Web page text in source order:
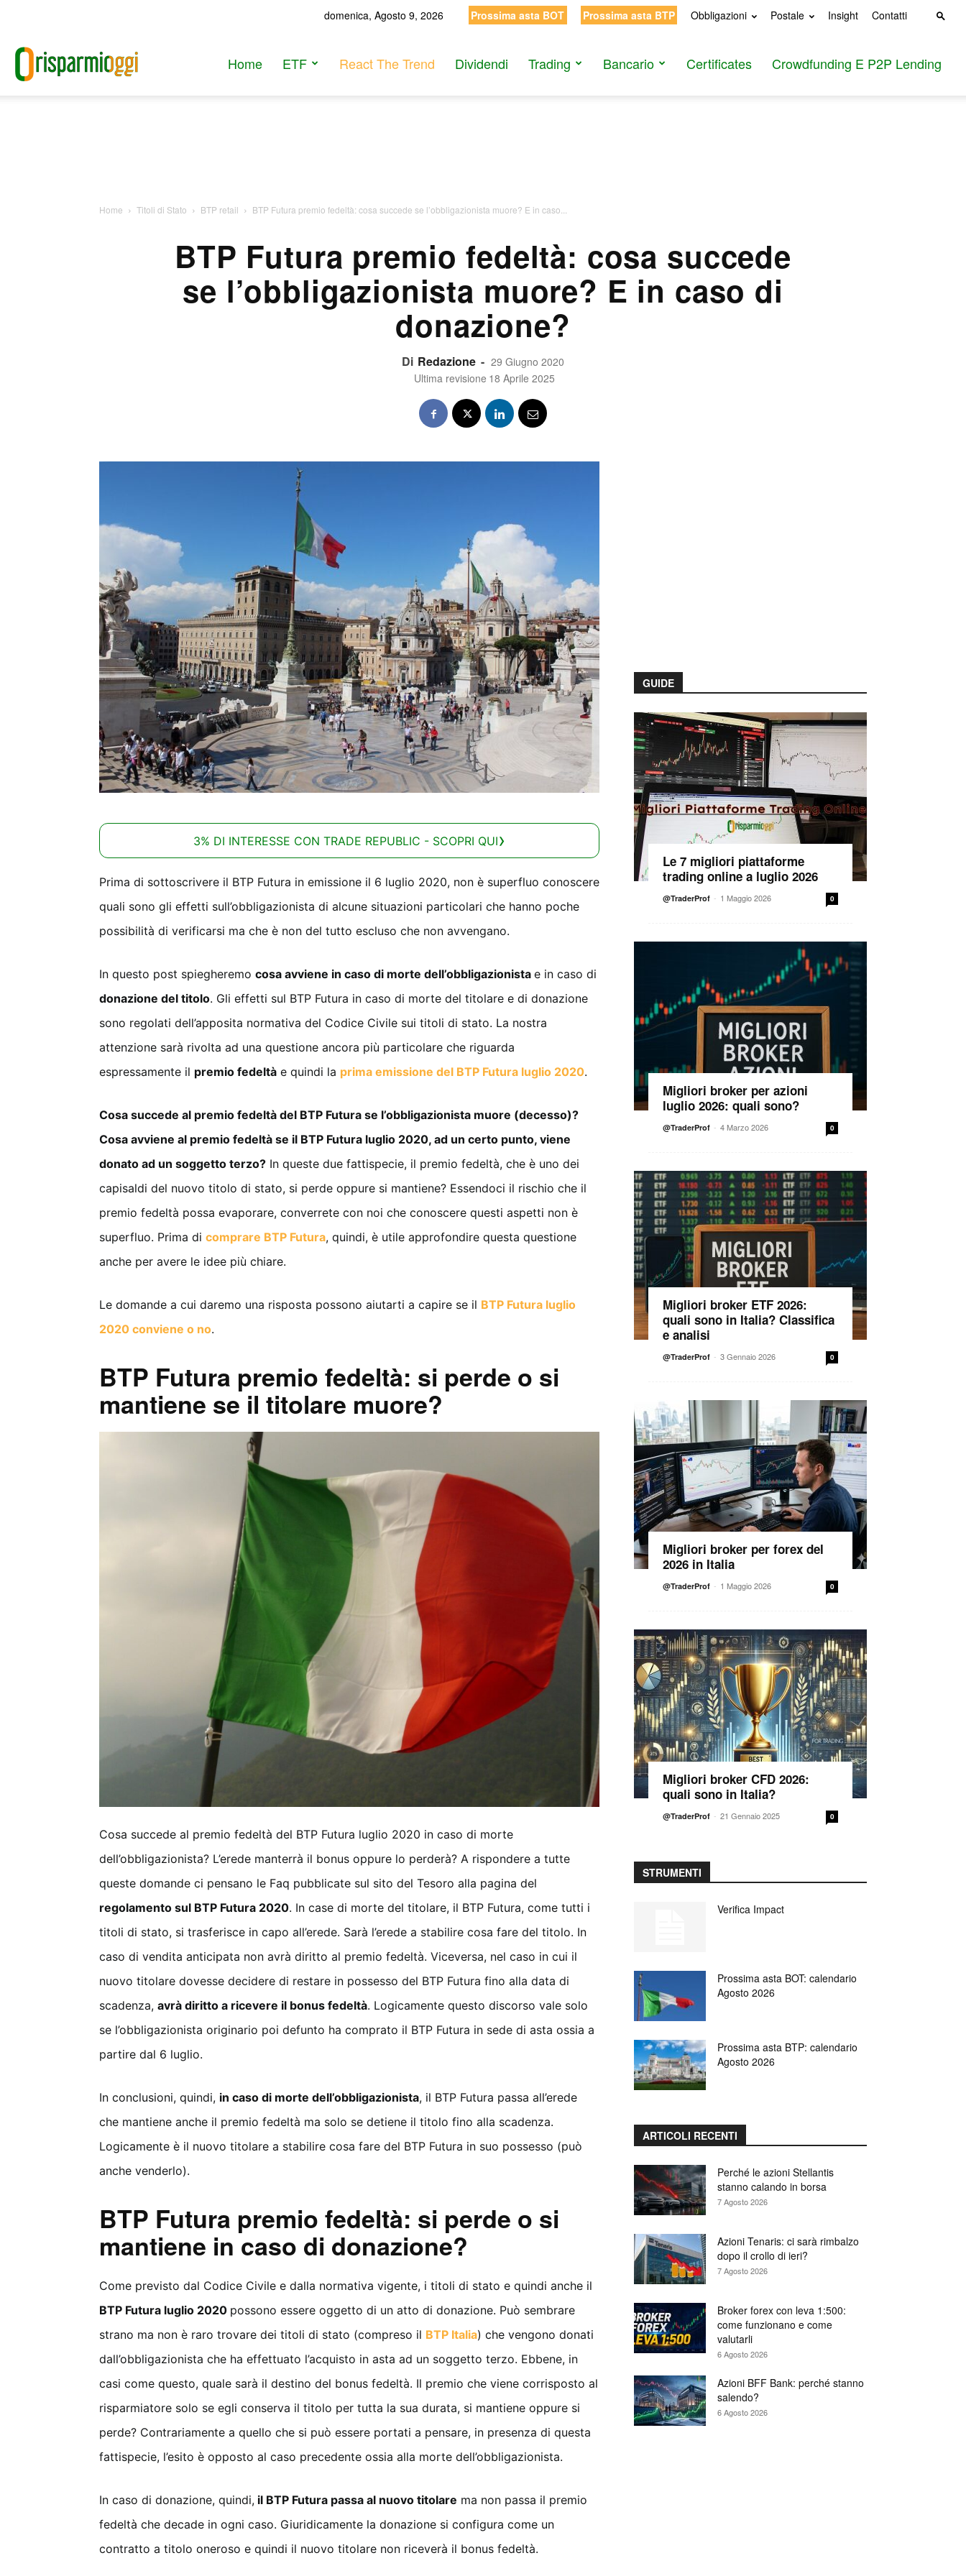
domenica, Agosto 9, 2026 Prossima asta BOT Prossima asta BTP Obbligazioni Postale Insight Contatti
Home ETF React The Trend Dividendi Trading Bancario Certificates Crowdfunding E P2P Lending
Home Titoli di Stato BTP retail BTP Futura premio fedeltà: cosa succede se l’obbligazionista muore? E in caso...
BTP Futura premio fedeltà: cosa succede
se l’obbligazionista muore? E in caso di
donazione?
Di Redazione - 29 Giugno 2020
Ultima revisione 18 Aprile 2025
3% DI INTERESSE CON TRADE REPUBLIC - SCOPRI QUI
Prima di sottoscrivere il BTP Futura in emissione il 6 luglio 2020, non è superfluo conoscere
quali sono gli effetti sull’obbligazionista di alcune situazioni particolari che hanno poche
possibilità di verificarsi ma che è non del tutto escluso che non avvengano.
In questo post spiegheremo cosa avviene in caso di morte dell’obbligazionista e in caso di
donazione del titolo. Gli effetti sul BTP Futura in caso di morte del titolare e di donazione
sono regolati dell’apposita normativa del Codice Civile sui titoli di stato. La nostra
attenzione sarà rivolta ad una questione ancora più particolare che riguarda
espressamente il premio fedeltà e quindi la prima emissione del BTP Futura luglio 2020.
Cosa succede al premio fedeltà del BTP Futura se l’obbligazionista muore (decesso)?
Cosa avviene al premio fedeltà se il BTP Futura luglio 2020, ad un certo punto, viene
donato ad un soggetto terzo? In queste due fattispecie, il premio fedeltà, che è uno dei
capisaldi del nuovo titolo di stato, si perde oppure si mantiene? Essendoci il rischio che il
premio fedeltà possa evaporare, converrete con noi che conoscere questi aspetti non è
superfluo. Prima di comprare BTP Futura, quindi, è utile approfondire questa questione
anche per avere le idee più chiare.
Le domande a cui daremo una risposta possono aiutarti a capire se il BTP Futura luglio
2020 conviene o no.
BTP Futura premio fedeltà: si perde o si
mantiene se il titolare muore?
Cosa succede al premio fedeltà del BTP Futura luglio 2020 in caso di morte
dell’obbligazionista? L’erede manterrà il bonus oppure lo perderà? A rispondere a tutte
queste domande ci pensano le Faq pubblicate sul sito del Tesoro alla pagina del
regolamento sul BTP Futura 2020. In case di morte del titolare, il BTP Futura, come tutti i
titoli di stato, si trasferisce in capo all’erede. Sarà l’erede a stabilire cosa fare del titolo. In
caso di vendita anticipata non avrà diritto al premio fedeltà. Viceversa, nel caso in cui il
nuovo titolare dovesse decidere di restare in possesso del BTP Futura fino alla data di
scadenza, avrà diritto a ricevere il bonus fedeltà. Logicamente questo discorso vale solo
se l’obbligazionista originario poi defunto ha comprato il BTP Futura in sede di asta ossia a
partire dal 6 luglio.
In conclusioni, quindi, in caso di morte dell’obbligazionista, il BTP Futura passa all’erede
che mantiene anche il premio fedeltà ma solo se detiene il titolo fino alla scadenza.
Logicamente è il nuovo titolare a stabilire cosa fare del BTP Futura in suo possesso (può
anche venderlo).
BTP Futura premio fedeltà: si perde o si
mantiene in caso di donazione?
Come previsto dal Codice Civile e dalla normativa vigente, i titoli di stato e quindi anche il
BTP Futura luglio 2020 possono essere oggetto di un atto di donazione. Può sembrare
strano ma non è raro trovare dei titoli di stato (compreso il BTP Italia) che vengono donati
dall’obbligazionista che ha effettuato l’acquisto in asta ad un soggetto terzo. Ebbene, in
casi come questo, quale sarà il destino del bonus fedeltà. Il premio che viene corrisposto al
risparmiatore solo se egli conserva il titolo per tutta la sua durata, si mantiene oppure si
perde? Contrariamente a quello che si può essere portati a pensare, in presenza di questa
fattispecie, l’esito è opposto al caso precedente ossia alla morte dell’obbligazionista.
In caso di donazione, quindi, il BTP Futura passa al nuovo titolare ma non passa il premio
fedeltà che decade in ogni caso. Giuridicamente la donazione si configura come un
contratto a titolo oneroso e quindi il nuovo titolare non riceverà il bonus fedeltà.
GUIDE
Le 7 migliori piattaforme
trading online a luglio 2026
@TraderProf - 1 Maggio 2026 0
Migliori broker per azioni
luglio 2026: quali sono?
@TraderProf - 4 Marzo 2026 0
Migliori broker ETF 2026:
quali sono in Italia? Classifica
e analisi
@TraderProf - 3 Gennaio 2026 0
Migliori broker per forex del
2026 in Italia
@TraderProf - 1 Maggio 2026 0
Migliori broker CFD 2026:
quali sono in Italia?
@TraderProf - 21 Gennaio 2025 0
STRUMENTI
Verifica Impact
Prossima asta BOT: calendario
Agosto 2026
Prossima asta BTP: calendario
Agosto 2026
ARTICOLI RECENTI
Perché le azioni Stellantis
stanno calando in borsa
7 Agosto 2026
Azioni Tenaris: ci sarà rimbalzo
dopo il crollo di ieri?
7 Agosto 2026
Broker forex con leva 1:500:
come funzionano e come
valutarli
6 Agosto 2026
Azioni BFF Bank: perché stanno
salendo?
6 Agosto 2026